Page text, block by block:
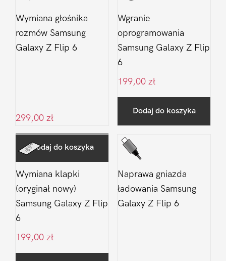
Wymiana głośnika
rozmów Samsung
Galaxy Z Flip 6
299,00 zł
Dodaj do koszyka
Wgranie
oprogramowania
Samsung Galaxy Z Flip
6
199,00 zł
Dodaj do koszyka
Wymiana klapki
(oryginał nowy)
Samsung Galaxy Z Flip
6
199,00 zł
Naprawa gniazda
ładowania Samsung
Galaxy Z Flip 6